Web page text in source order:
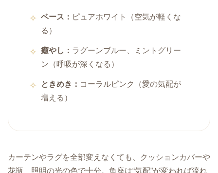
ベース： ピュアホワイト（空気が軽くな
る）
癒やし： ラグーンブルー、ミントグリー
ン（呼吸が深くなる）
ときめき： コーラルピンク（愛の気配が
増える）
カーテンやラグを全部変えなくても、クッションカバーや
花瓶、照明の光の色で十分。魚座は“気配”が変われば流れ